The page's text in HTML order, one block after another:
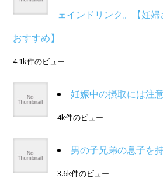
ェインドリンク。【妊
おすすめ】
4.1k件のビュー
妊娠中の摂取には注
4k件のビュー
男の子兄弟の息子を
3.6k件のビュー